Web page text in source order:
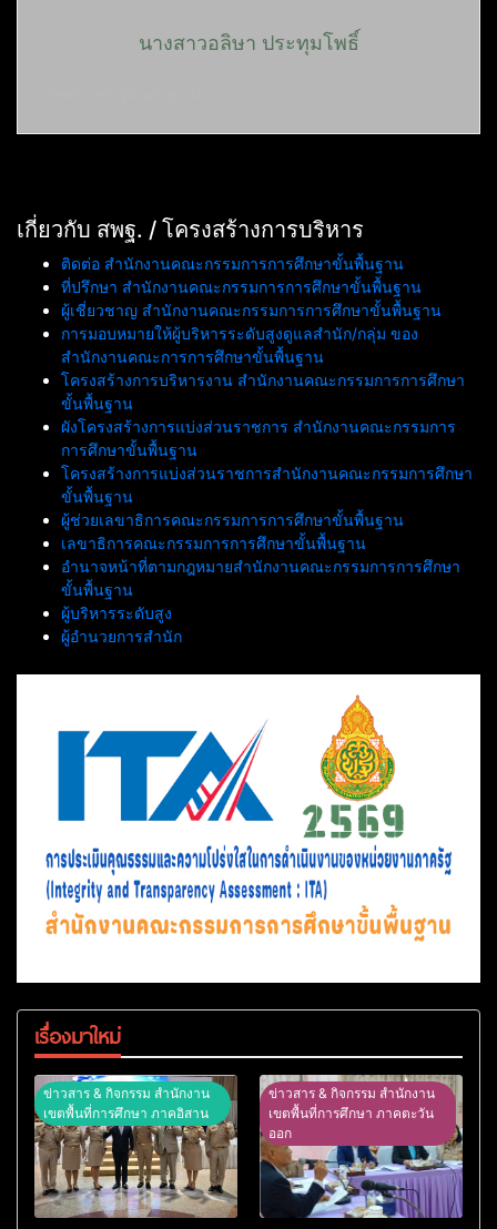
นางสาวอลิษา ประทุมโพธิ์
เกี่ยวกับ สพฐ. / โครงสร้างการบริหาร
ติดต่อ สำนักงานคณะกรรมการการศึกษาขั้นพื้นฐาน
ที่ปรึกษา สำนักงานคณะกรรมการการศึกษาขั้นพื้นฐาน
ผู้เชี่ยวชาญ สำนักงานคณะกรรมการการศึกษาขั้นพื้นฐาน
การมอบหมายให้ผู้บริหารระดับสูงดูแลสำนัก/กลุ่ม ของ
สำนักงานคณะการการศึกษาขั้นพื้นฐาน
โครงสร้างการบริหารงาน สำนักงานคณะกรรมการการศึกษา
ขั้นพื้นฐาน
ผังโครงสร้างการแบ่งส่วนราชการ สำนักงานคณะกรรมการ
การศึกษาขั้นพื้นฐาน
โครงสร้างการแบ่งส่วนราชการสำนักงานคณะกรรมการศึกษา
ขั้นพื้นฐาน
ผู้ช่วยเลขาธิการคณะกรรมการการศึกษาขั้นพื้นฐาน
เลขาธิการคณะกรรมการการศึกษาขั้นพื้นฐาน
อำนาจหน้าที่ตามกฎหมายสำนักงานคณะกรรมการการศึกษา
ขั้นพื้นฐาน
ผู้บริหารระดับสูง
ผู้อำนวยการสำนัก
เรื่องมาใหม่
ข่าวสาร & กิจกรรม สำนักงาน
เขตพื้นที่การศึกษา ภาคอิสาน
ข่าวสาร & กิจกรรม สำนักงาน
เขตพื้นที่การศึกษา ภาคตะวัน
ออก